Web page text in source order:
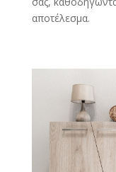
αποτέλεσμα.